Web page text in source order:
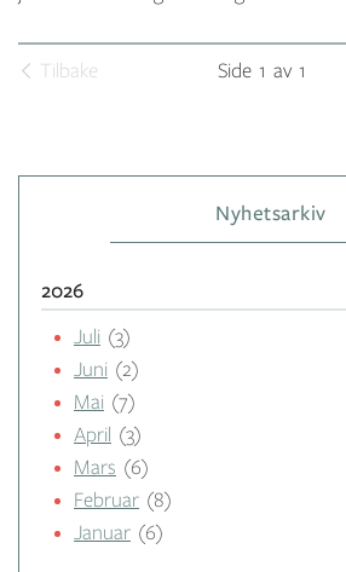
Tilbake Side 1 av 1
Nyhetsarkiv
2026
Juli (3)
Juni (2)
Mai (7)
April
(3)
Mars (6)
Februar (8)
Januar (6)